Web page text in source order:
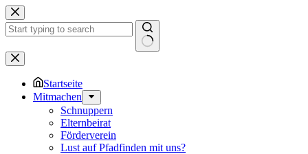
Zum
Inhalt
springen
Keine
Ergebnisse
Startseite
Mitmachen
Schnuppern
Elternbeirat
Förderverein
Lust auf Pfadfinden mit uns?